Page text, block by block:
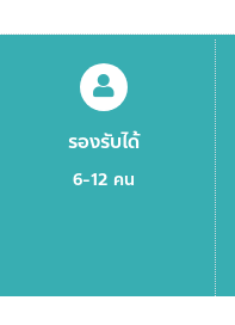
รองรับได้
6-12 คน